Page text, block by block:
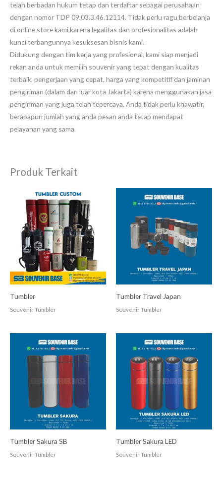
telah berbadan hukum tetap dan terdaftar sebagai perusahaan
dengan nomor TDP 09.03.3.46.12114. Tidak perlu ragu berbelanja
di online store kami,karena legalitas dan profesionalitas adalah
kunci terbangunnya kesuksesan bisnis kami.
Didukung dengan tim kerja yang profesional, kami siap menjadi
rekan anda untuk memilih souvenir yang tepat dengan kualitas
terbaik, pengerjaan yang cepat, harga yang kompetitif dan jaminan
pengiriman (dalam dan luar kota Jakarta) karena menggunakan jasa
pengiriman yang juga telah tepercaya. Anda tidak perlu khawatir,
berapapun jumlah yang anda pesan anda tetap mendapat
pelayanan yang sama.
Produk Terkait
Tumbler
Souvenir Tumbler
Tumbler Travel Japan
Souvenir Tumbler
Tumbler Sakura SB
Souvenir Tumbler
Tumbler Sakura LED
Souvenir Tumbler